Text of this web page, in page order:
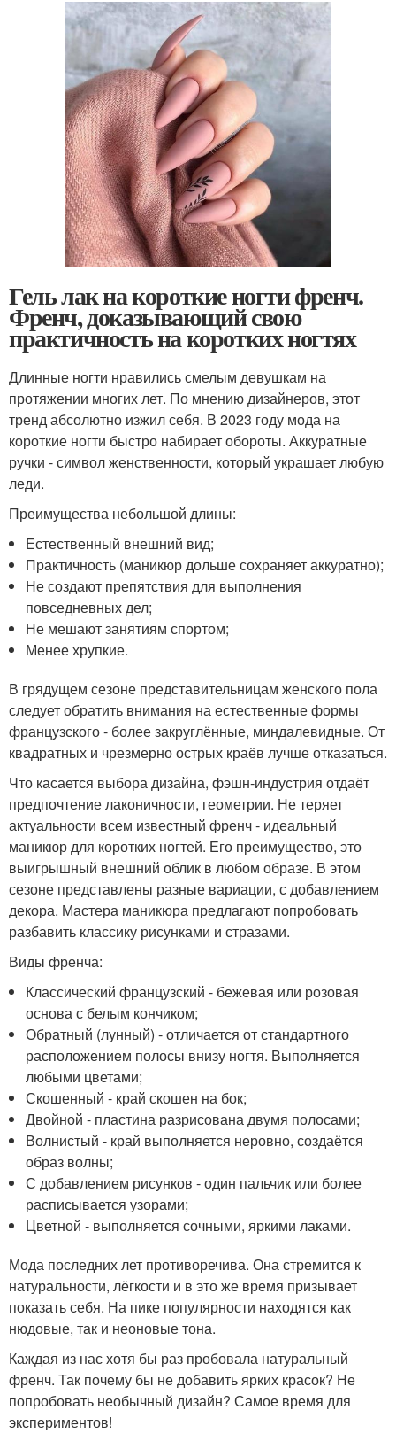
Гель лак на короткие ногти френч.
Френч, доказывающий свою
практичность на коротких ногтях
Длинные ногти нравились смелым девушкам на
протяжении многих лет. По мнению дизайнеров, этот
тренд абсолютно изжил себя. В 2023 году мода на
короткие ногти быстро набирает обороты. Аккуратные
ручки - символ женственности, который украшает любую
леди.
Преимущества небольшой длины:
Естественный внешний вид;
Практичность (маникюр дольше сохраняет аккуратно);
Не создают препятствия для выполнения
повседневных дел;
Не мешают занятиям спортом;
Менее хрупкие.
В грядущем сезоне представительницам женского пола
следует обратить внимания на естественные формы
французского - более закруглённые, миндалевидные. От
квадратных и чрезмерно острых краёв лучше отказаться.
Что касается выбора дизайна, фэшн-индустрия отдаёт
предпочтение лаконичности, геометрии. Не теряет
актуальности всем известный френч - идеальный
маникюр для коротких ногтей. Его преимущество, это
выигрышный внешний облик в любом образе. В этом
сезоне представлены разные вариации, с добавлением
декора. Мастера маникюра предлагают попробовать
разбавить классику рисунками и стразами.
Виды френча:
Классический французский - бежевая или розовая
основа с белым кончиком;
Обратный (лунный) - отличается от стандартного
расположением полосы внизу ногтя. Выполняется
любыми цветами;
Скошенный - край скошен на бок;
Двойной - пластина разрисована двумя полосами;
Волнистый - край выполняется неровно, создаётся
образ волны;
С добавлением рисунков - один пальчик или более
расписывается узорами;
Цветной - выполняется сочными, яркими лаками.
Мода последних лет противоречива. Она стремится к
натуральности, лёгкости и в это же время призывает
показать себя. На пике популярности находятся как
нюдовые, так и неоновые тона.
Каждая из нас хотя бы раз пробовала натуральный
френч. Так почему бы не добавить ярких красок? Не
попробовать необычный дизайн? Самое время для
экспериментов!